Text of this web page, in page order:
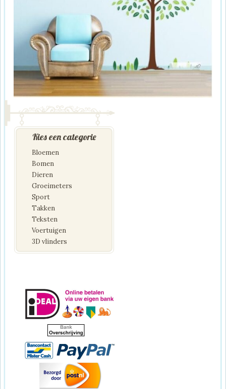
Kies een categorie
Bloemen
Bomen
Dieren
Groeimeters
Sport
Takken
Teksten
Voertuigen
3D vlinders